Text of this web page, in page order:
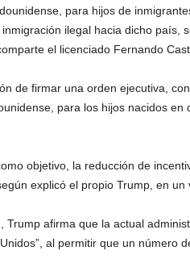
para hijos de
ilegal hacia dicho país,
el licenciado Fernando
de firmar una orden ejecutiva,
para los hijos nacidos
objetivo, la reducción de
explicó el propio Trump, en
Trump afirma que la actual
al permitir que un número